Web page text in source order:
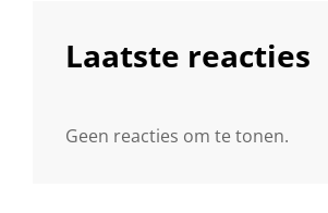
Laatste reacties
Geen reacties om te tonen.